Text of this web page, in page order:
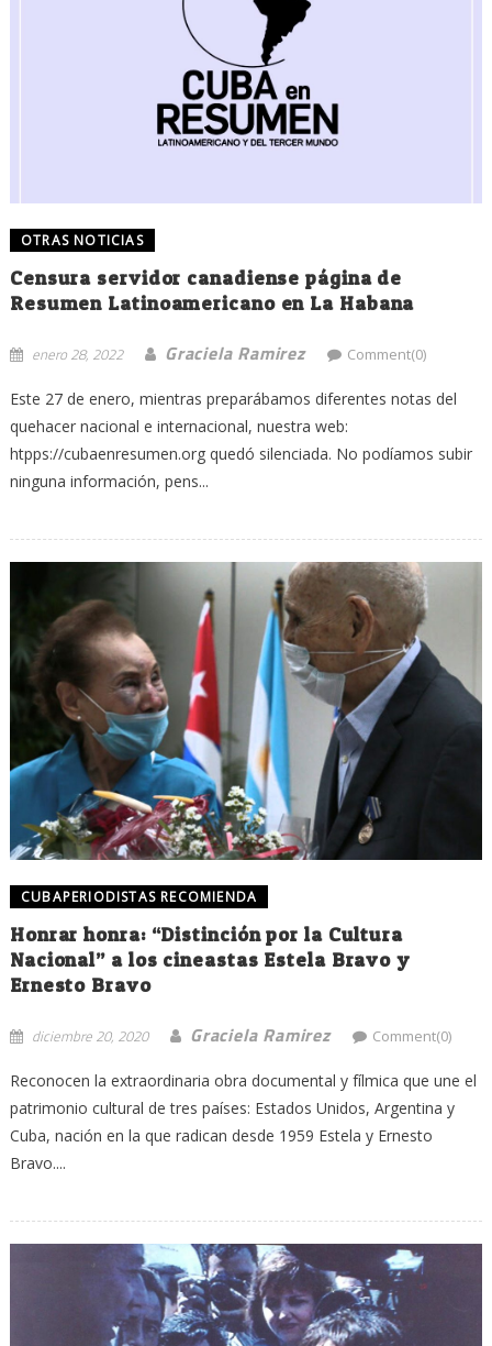
OTRAS NOTICIAS
Censura servidor canadiense página de
Resumen Latinoamericano en La Habana
enero 28, 2022 Graciela Ramirez Comment(0)
Este 27 de enero, mientras preparábamos diferentes notas del
quehacer nacional e internacional, nuestra web:
htpps://cubaenresumen.org quedó silenciada. No podíamos subir
ninguna información, pens...
CUBAPERIODISTAS RECOMIENDA
Honrar honra: “Distinción por la Cultura
Nacional” a los cineastas Estela Bravo y
Ernesto Bravo
diciembre 20, 2020 Graciela Ramirez Comment(0)
Reconocen la extraordinaria obra documental y fílmica que une el
patrimonio cultural de tres países: Estados Unidos, Argentina y
Cuba, nación en la que radican desde 1959 Estela y Ernesto
Bravo....